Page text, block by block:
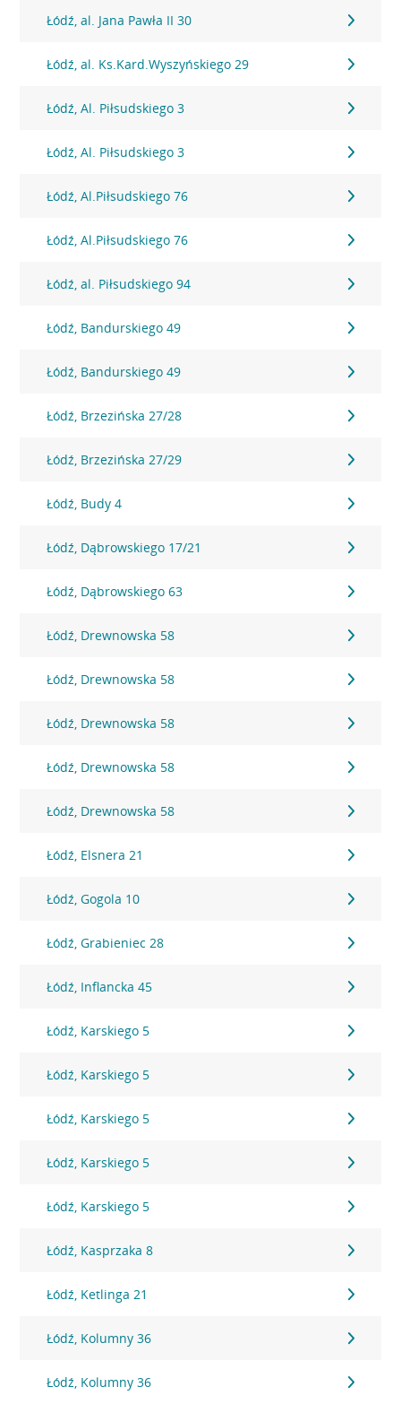
Łódź, al. Jana Pawła II 30
Łódź, al. Ks.Kard.Wyszyńskiego 29
Łódź, Al. Piłsudskiego 3
Łódź, Al. Piłsudskiego 3
Łódź, Al.Piłsudskiego 76
Łódź, Al.Piłsudskiego 76
Łódź, al. Piłsudskiego 94
Łódź, Bandurskiego 49
Łódź, Bandurskiego 49
Łódź, Brzezińska 27/28
Łódź, Brzezińska 27/29
Łódź, Budy 4
Łódź, Dąbrowskiego 17/21
Łódź, Dąbrowskiego 63
Łódź, Drewnowska 58
Łódź, Drewnowska 58
Łódź, Drewnowska 58
Łódź, Drewnowska 58
Łódź, Drewnowska 58
Łódź, Elsnera 21
Łódź, Gogola 10
Łódź, Grabieniec 28
Łódź, Inflancka 45
Łódź, Karskiego 5
Łódź, Karskiego 5
Łódź, Karskiego 5
Łódź, Karskiego 5
Łódź, Karskiego 5
Łódź, Kasprzaka 8
Łódź, Ketlinga 21
Łódź, Kolumny 36
Łódź, Kolumny 36